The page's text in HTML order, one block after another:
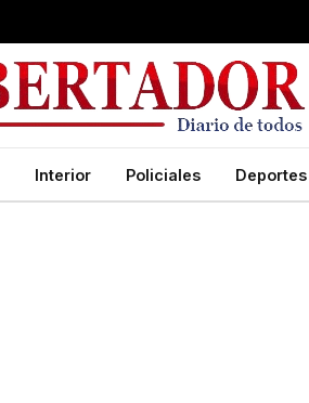
Interior Policiales Deportes